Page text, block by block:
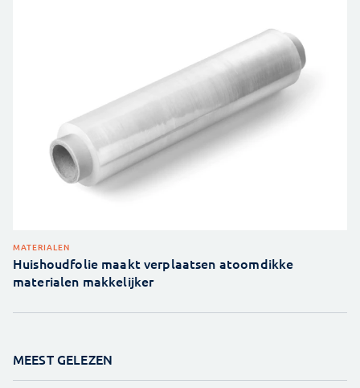
MATERIALEN
Huishoudfolie maakt verplaatsen atoomdikke
materialen makkelijker
MEEST GELEZEN